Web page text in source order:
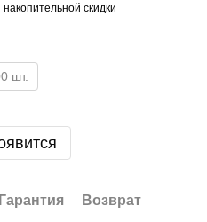
скидки
шт.
Гарантия Возврат